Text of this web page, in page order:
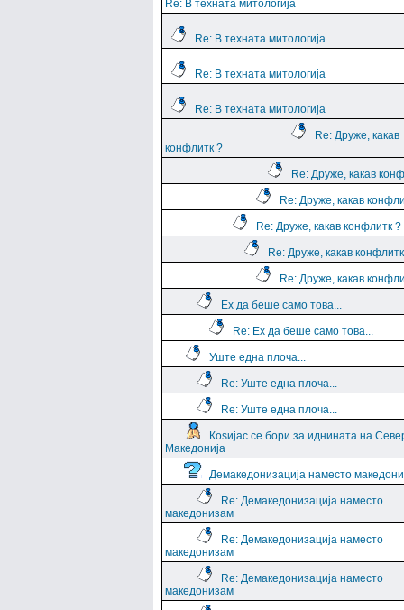
Re: В техната митологија
Re: В техната митологија
Re: В техната митологија
Re: В техната митологија
Re: Друже, какав
конфлитк ?
Re: Друже, какав
Re: Друже, какав
Re: Друже, какав конфлитк ?
Re: Друже, какав
Re: Друже, какав
Ех да беше само това...
Re: Ех да беше само това...
Уште една плоча...
Re: Уште една плоча...
Re: Уште една плоча...
Коѕијас се бори за иднината на
Македонија
Демакедонизација наместо
Re: Демакедонизација наместо
македонизам
Re: Демакедонизација наместо
македонизам
Re: Демакедонизација наместо
македонизам